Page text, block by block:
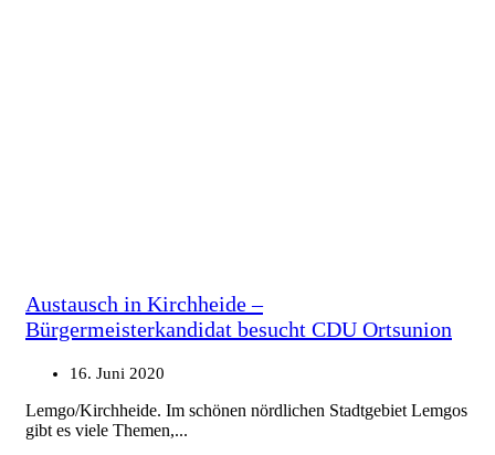
Austausch in Kirchheide –
Bürgermeisterkandidat besucht CDU Ortsunion
16. Juni 2020
Lemgo/Kirchheide. Im schönen nördlichen Stadtgebiet Lemgos
gibt es viele Themen,...